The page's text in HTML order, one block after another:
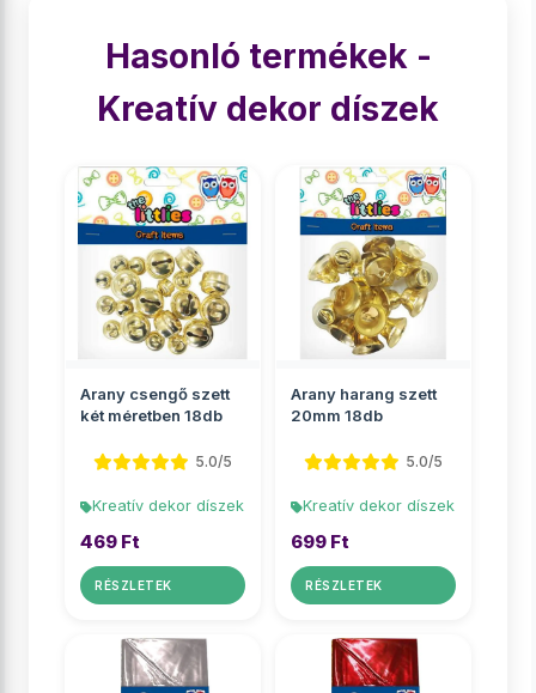
Hasonló termékek -
Kreatív dekor díszek
Arany csengő szett
két méretben 18db
5.0/5
Kreatív dekor díszek
469 Ft
RÉSZLETEK
Arany harang szett
20mm 18db
5.0/5
Kreatív dekor díszek
699 Ft
RÉSZLETEK